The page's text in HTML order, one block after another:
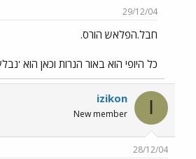
29/12/04
חבל.הפלאש הורס.
כל היופי הוא באור הנרות וכאן הוא
I
izikon
New member
28/12/04